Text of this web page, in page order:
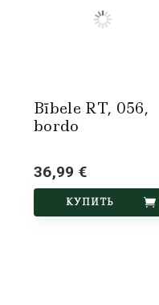
Bībele RT, 056,
bordo
36,99 €
КУПИТЬ